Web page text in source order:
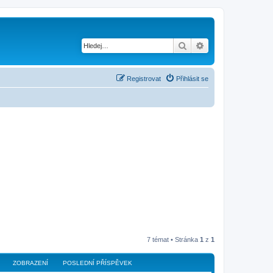
Hledat
Přihlásit se
Registrovat
7 témat • Stránka 1 z 1
ZOBRAZENÍ POSLEDNÍ PŘÍSPĚVEK